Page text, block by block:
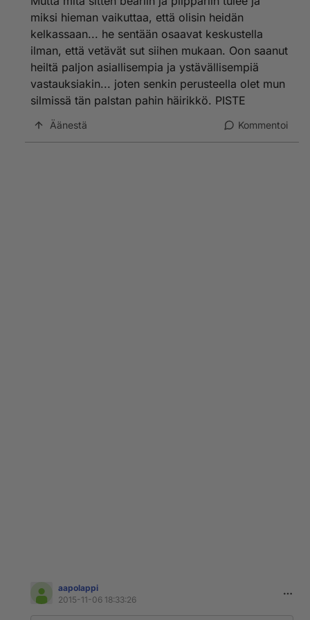
miksi hieman vaikuttaa, että olisin heidän
kelkassaan... he sentään osaavat keskustella
ilman, että vetävät sut siihen mukaan. Oon saanut
heiltä paljon asiallisempia ja ystävällisempiä
vastauksiakin... joten senkin perusteella olet mun
silmissä tän palstan pahin häirikkö. PISTE
Äänestä Kommentoi
aapolappi
2015-11-06 18:33:26